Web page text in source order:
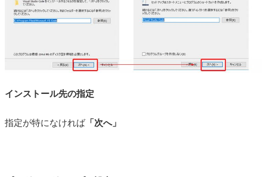
インストール先の指定
指定が特になければ「次へ」